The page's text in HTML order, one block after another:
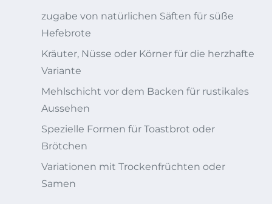
zugabe von natürlichen Säften für süße
Hefebrote
Kräuter, Nüsse oder Körner für die herzhafte
Variante
Mehlschicht vor dem Backen für rustikales
Aussehen
Spezielle Formen für Toastbrot oder
Brötchen
Variationen mit Trockenfrüchten oder
Samen